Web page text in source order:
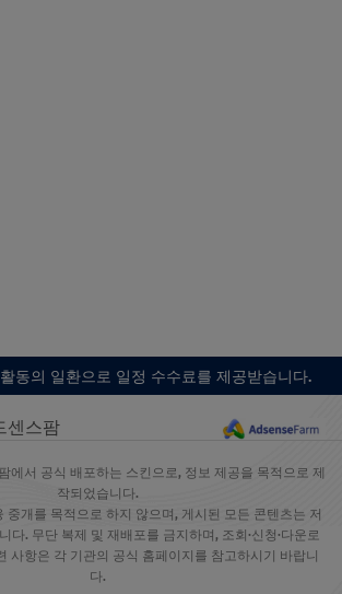
동의 일환으로 일정 수수료를 제공받습니다.
센스팜
에서 공식 배포하는 스킨으로, 정보 제공을 목적으로 제
작되었습니다.
중개를 목적으로 하지 않으며, 게시된 모든 콘텐츠는 저
다. 무단 복제 및 재배포를 금지하며, 조회·신청·다운로
사항은 각 기관의 공식 홈페이지를 참고하시기 바랍니
다.